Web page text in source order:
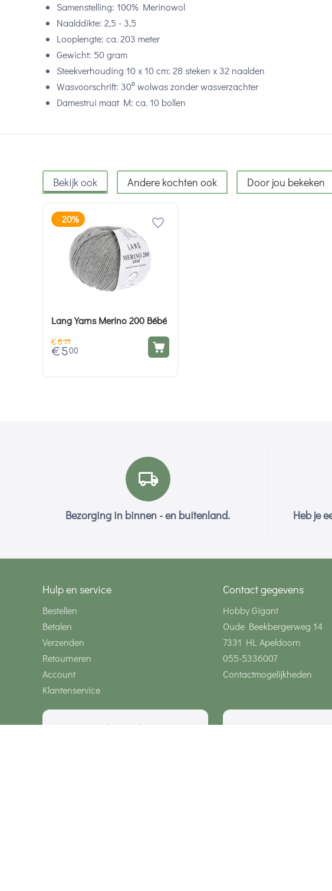
Samenstelling: 100% Merinowol
Naalddikte: 2,5 - 3,5
Looplengte: ca. 203 meter
Gewicht: 50 gram
Steekverhouding 10 x 10 cm: 28 steken x 32 naalden
Wasvoorschrift: 30⁰ wolwas zonder wasverzachter
Damestrui maat M: ca. 10 bollen
Bekijk ook Andere kochten ook Door jou bekeken
- 20%
Lang Yarns Merino 200 Bébé
€6 25
€ 5 00
Bezorging in binnen - en buitenland. Heb je
Hulp en service
Bestellen
Betalen
Verzenden
Retourneren
Account
Klantenservice
Contact gegevens
Hobby Gigant
Oude Beekbergerweg 14
7331 HL Apeldoorn
055-5336007
Contactmogelijkheden
Wij zijn bereikbaar via